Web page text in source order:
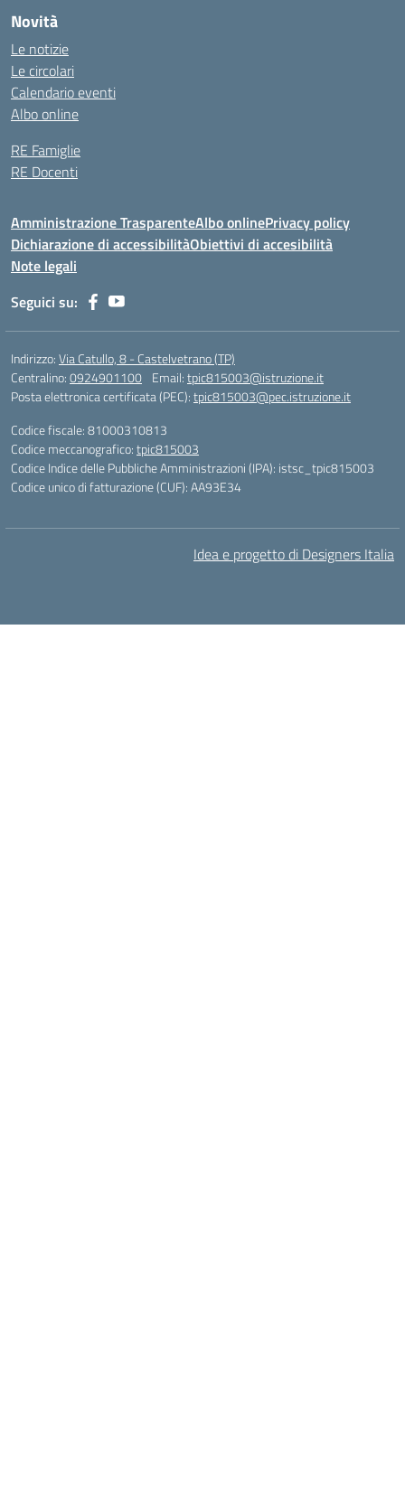
Novità
Le notizie
Le circolari
Calendario eventi
Albo online
RE Famiglie
RE Docenti
Amministrazione TrasparenteAlbo onlinePrivacy policy
Dichiarazione di accessibilitàObiettivi di accesibilità
Note legali
Seguici su:
Indirizzo:Via Catullo, 8 - Castelvetrano (TP)
Centralino:0924901100 Email:tpic815003@istruzione.it
Posta elettronica certificata (PEC):tpic815003@pec.istruzione.it
Codice fiscale: 81000310813
Codice meccanografico:tpic815003
Codice Indice delle Pubbliche Amministrazioni (IPA): istsc_tpic815003
Codice unico di fatturazione (CUF): AA93E34
Idea e progetto di Designers Italia